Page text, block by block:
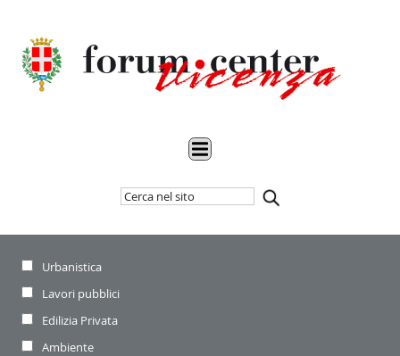
Cerca
nel
Inizia
Settore
di
riferimento:
Urbanistica
Lavori pubblici
Edilizia Privata
Ambiente